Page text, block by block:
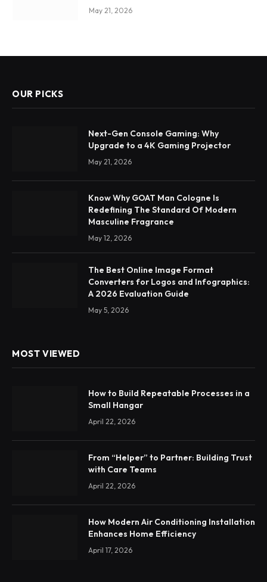
May 21, 2026
OUR PICKS
Next-Gen Console Gaming: Why
Upgrade to a 4K Gaming Projector
May 21, 2026
Know Why GOAT Man Cologne Is
Redefining The Standard Of Modern
Masculine Fragrance
May 12, 2026
The Best Online Image Format
Converters for Logos and Infographics:
A 2026 Evaluation Guide
May 5, 2026
MOST VIEWED
How to Build Repeatable Processes in a
Small Hangar
April 22, 2026
From “Helper” to Partner: Building Trust
with Care Teams
April 22, 2026
How Modern Air Conditioning Installation
Enhances Home Efficiency
April 17, 2026